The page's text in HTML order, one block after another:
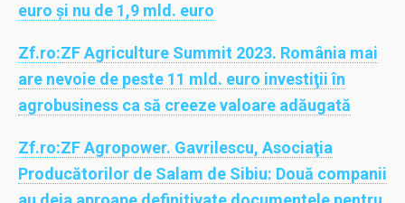
euro şi nu de 1,9 mld. euro
Zf.ro:ZF Agriculture Summit 2023. România mai
are nevoie de peste 11 mld. euro investiţii în
agrobusiness ca să creeze valoare adăugată
Zf.ro:ZF Agropower. Gavrilescu, Asociaţia
Producătorilor de Salam de Sibiu: Două companii